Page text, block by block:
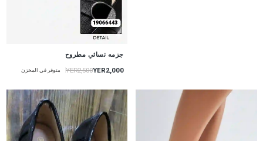
جزمه نسائي مطروح
YER2,000
YER2,500 متوفر في المخزن